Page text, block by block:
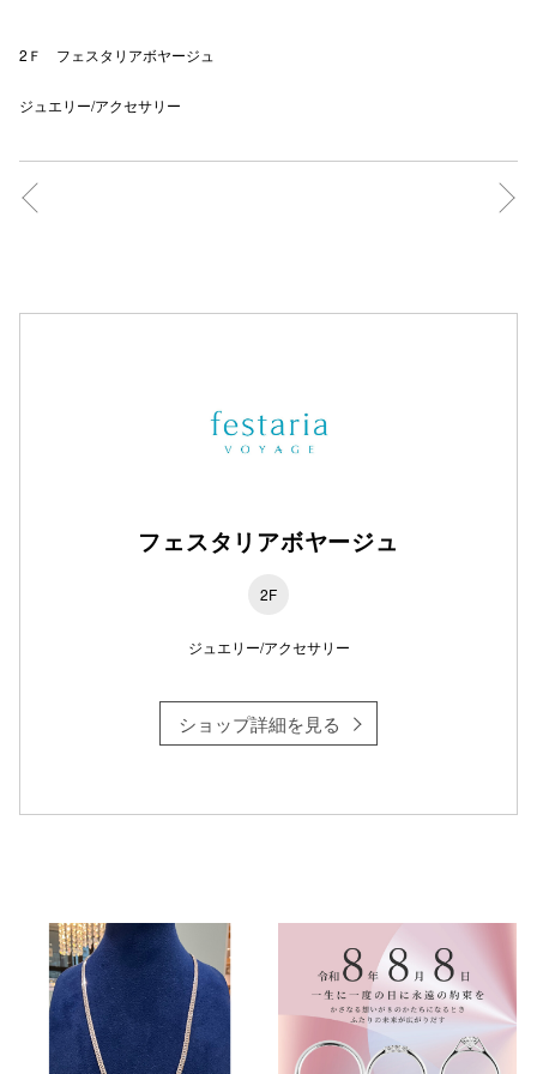
2Ｆ フェスタリアボヤージュ
ジュエリー/アクセサリー
フェスタリアボヤージュ
2F
ジュエリー/アクセサリー
ショップ詳細を見る